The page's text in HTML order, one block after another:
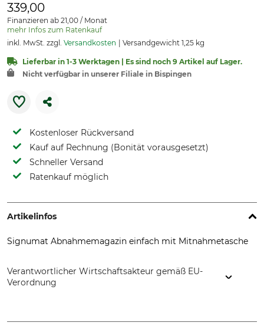
339,00
Finanzieren ab 21,00 / Monat
mehr Infos zum Ratenkauf
inkl. MwSt. zzgl. Versandkosten Versandgewicht 1,25 kg
Lieferbar in 1-3 Werktagen | Es sind noch 9 Artikel auf Lager.
Nicht verfügbar in unserer Filiale in Bispingen
Kostenloser Rückversand
Kauf auf Rechnung (Bonität vorausgesetzt)
Schneller Versand
Ratenkauf möglich
Artikelinfos
Signumat Abnahmemagazin einfach mit Mitnahmetasche
Verantwortlicher Wirtschaftsakteur gemäß EU-
Verordnung
www.latschbacher.com